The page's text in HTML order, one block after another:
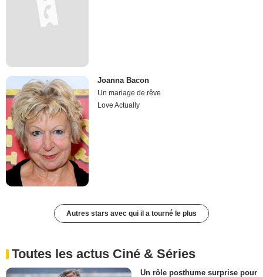
Joanna Bacon
Un mariage de rêve
Love Actually
Autres stars avec qui il a tourné le plus
Toutes les actus Ciné & Séries
Un rôle posthume surprise pour